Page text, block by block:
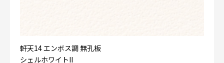
軒天14 エンボス調 無孔板
シェルホワイトII